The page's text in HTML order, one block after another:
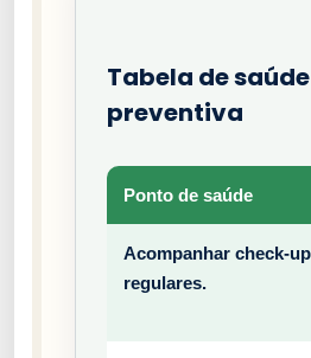
Tabela de saúde
preventiva
Ponto de saúde
Acompanhar check-
regulares.